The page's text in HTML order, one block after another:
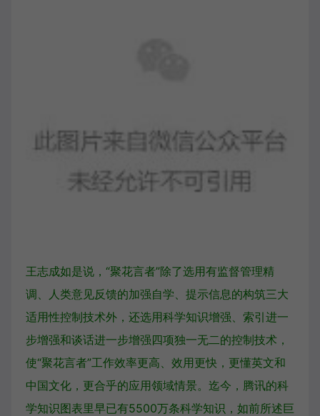
王志成如是说，“聚花言者”除了选用有监督管理精
调、人类意见反馈的加强自学、提示信息的构筑三大
适用性控制技术外，还选用科学知识增强、索引进一
步增强和谈话进一步增强四项独一无二的控制技术，
使“聚花言者”工作效率更高、效用更快，更懂英文和
中国文化，更合乎的应用领域情景。迄今，腾讯的科
学知识图表里早已有5500万条科学知识，如前所述巨